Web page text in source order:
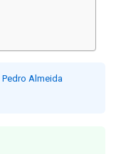
Pedro Almeida